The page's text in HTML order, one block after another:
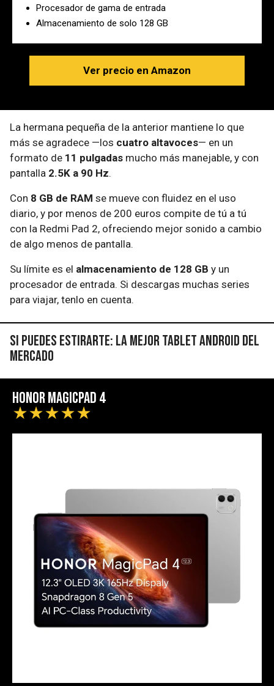
Procesador de gama de entrada
Almacenamiento de solo 128 GB
Ver precio en Amazon
La hermana pequeña de la anterior mantiene lo que
más se agradece —los cuatro altavoces— en un
formato de 11 pulgadas mucho más manejable, y con
pantalla 2.5K a 90 Hz.
Con 8 GB de RAM se mueve con fluidez en el uso
diario, y por menos de 200 euros compite de tú a tú
con la Redmi Pad 2, ofreciendo mejor sonido a cambio
de algo menos de pantalla.
Su límite es el almacenamiento de 128 GB y un
procesador de entrada. Si descargas muchas series
para viajar, tenlo en cuenta.
Si puedes estirarte: la mejor tablet Android del
mercado
HONOR MagicPad 4
★★★★★